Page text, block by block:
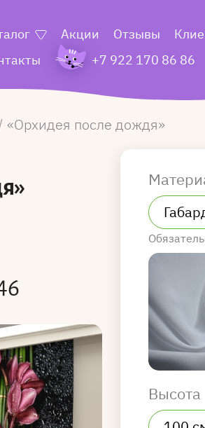
Акции Отзывы
+7 922 170 86 86
Орхидея после дождя
Высота